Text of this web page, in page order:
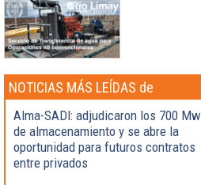
NOTICIAS MÁS LEÍDAS de
Actualidad
Alma-SADI: adjudicaron los 700 Mw
de almacenamiento y se abre la
oportunidad para futuros contratos
entre privados